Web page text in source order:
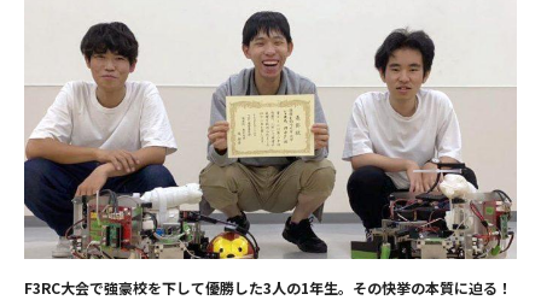
に大切にしているのは、会場で戸惑っている来場者への積極的な
声かけです。私自身、高校時代に「分からないことが多く、質問
内容も分からない」という経験をしたからこそ、自分から「何か
お困りですか」と声をかけ、不安を解消するサポートをしたいと
考えています。 知識や興味が異なる多様な方々と接する中、「こ
の大学の魅力を、目の前の相手にどうすれば一番響くか」を考え
ています。特に高校生に対し、疑問を残さないように内容をかみ
くだいた説明を意識しています。プレゼンは写真を中心に文字を
最小限にとどめ、大切な部分は自分の言葉で伝えることを心がけ
ています。以前プレゼンを担当した際、「とても分かりやすかっ
たです」と声をかけてもらえ、励みになりました。オープンキャ
ンパスでは、ぜひ多彩な「模擬授業」を体験してほしいです。木
の人生の永続条件をどのように構築していくのか、深く思考し計
画を立てて行動することの大切さが説かれました。 特別講義
は、学生たちが労働の尊さや自己成長の意義を再確認し、自らの
意思で未来を設計するための強力な動機付けとなる有意義な時間
となりました。
F3RC大会で強豪校を下して優勝した3人の1年生。その快挙の本質に迫る！